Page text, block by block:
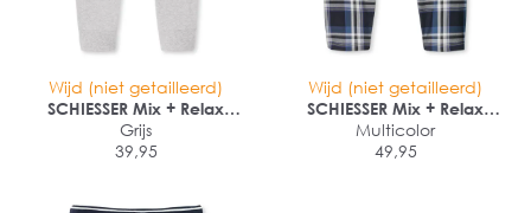
Wijd (niet getailleerd)
SCHIESSER Mix + Relax
Pantalon
Grijs
39,95
Wijd (niet getailleerd)
SCHIESSER Mix + Relax
Pantalon
Multicolor
49,95